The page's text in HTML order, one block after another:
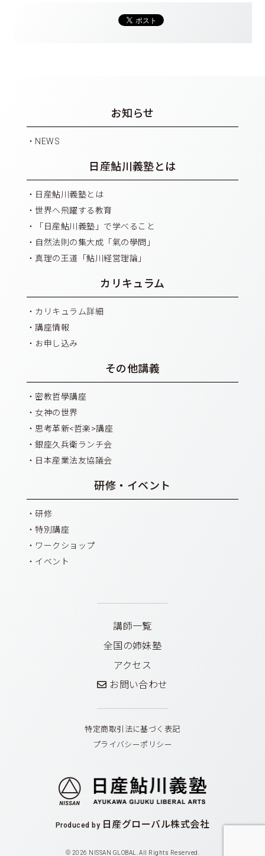
お知らせ
NEWS
日産鮎川義塾とは
日産鮎川義塾とは
世界へ飛躍する教育
「日産鮎川義塾」で学べること
自然法則の集大成「氣の學問」
真理の王道「鮎川経営理論」
カリキュラム
カリキュラム詳細
講座情報
お申し込み
その他講義
密教哲學講座
女神の世界
思考革新<哲楽>講座
銀座久兵衛ランチ会
日本産業法友協議会
研修・イベント
研修
特別講座
ワークショップ
イベント
講師一覧
全国の姉妹塾
アクセス
お問い合わせ
特定商取引法に基づく表記
プライバシーポリシー
Produced by 日産グローバル株式会社
© 2026 NISSAN GLOBAL. All Rights Reserved.